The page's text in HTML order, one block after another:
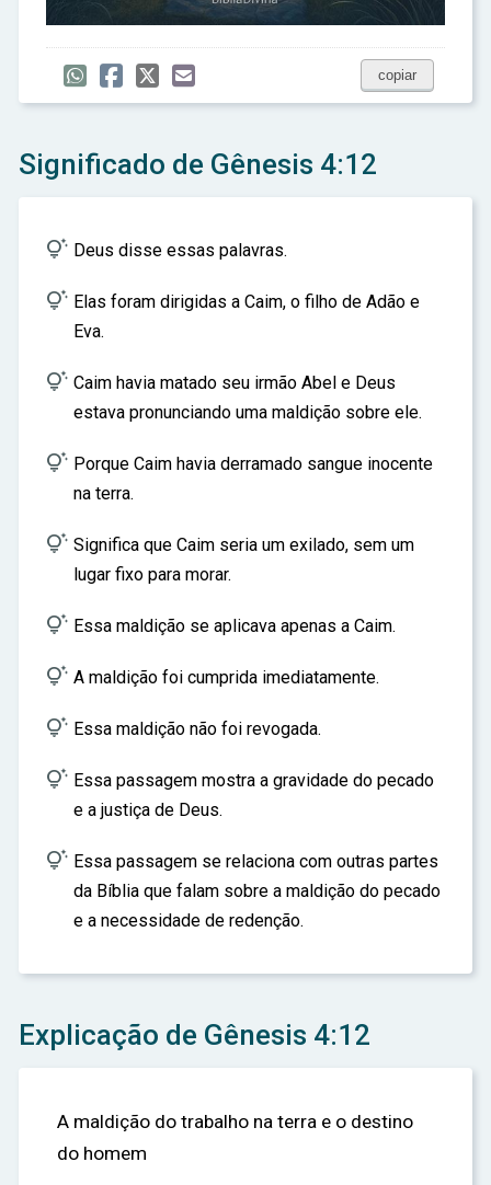
copiar
Significado de Gênesis 4:12
 Deus disse essas palavras.
 Elas foram dirigidas a Caim, o filho de Adão e
Eva.
 Caim havia matado seu irmão Abel e Deus
estava pronunciando uma maldição sobre ele.
 Porque Caim havia derramado sangue inocente
na terra.
 Significa que Caim seria um exilado, sem um
lugar fixo para morar.
 Essa maldição se aplicava apenas a Caim.
 A maldição foi cumprida imediatamente.
 Essa maldição não foi revogada.
 Essa passagem mostra a gravidade do pecado
e a justiça de Deus.
 Essa passagem se relaciona com outras partes
da Bíblia que falam sobre a maldição do pecado
e a necessidade de redenção.
Explicação de Gênesis 4:12
A maldição do trabalho na terra e o destino
do homem